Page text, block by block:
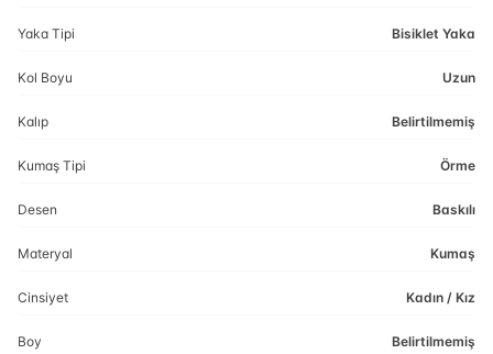
Yaka Tipi Bisiklet Yaka
Kol Boyu Uzun
Kalıp Belirtilmemiş
Kumaş Tipi Örme
Desen Baskılı
Materyal Kumaş
Cinsiyet Kadın / Kız
Boy Belirtilmemiş